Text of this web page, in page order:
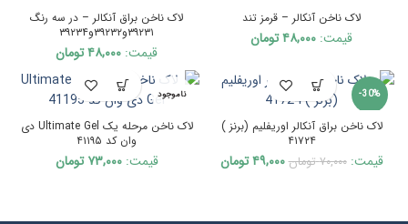
لاک ناخن آنکالر – قرمز تند
قیمت: ۴۸,۰۰۰تومان
لاک ناخن براق آنکالر – در سه رنگ
۳۹۲۳۱و۳۹۲۳۲و۳۹۲۳۴
قیمت: ۴۸,۰۰۰تومان
-30%
لاک ناخن براق آنکالر اوریفلیم (برنز )
۴۱۷۲۴
قیمت:۷۰,۰۰۰ تومانOriginal
۴۹,۰۰۰ تومانCurrent
ناموجود
لاک ناخن مرحله یک Ultimate Gel دی
وان کد ۴۱۱۹۵
قیمت:۷۳,۰۰۰ تومان